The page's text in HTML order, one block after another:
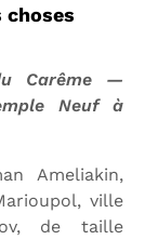
choses
Carême —
Neuf à
Ameliakin,
ville
de taille